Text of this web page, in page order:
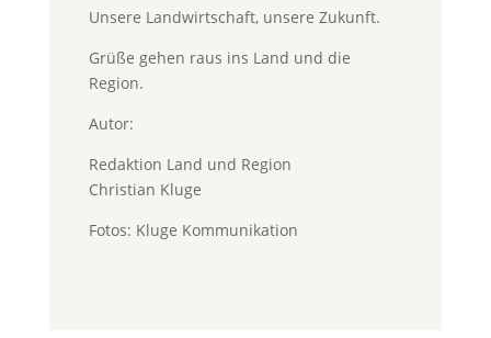
Unsere Landwirtschaft, unsere Zukunft.
Grüße gehen raus ins Land und die
Region.
Autor:
Redaktion Land und Region
Christian Kluge
Fotos: Kluge Kommunikation